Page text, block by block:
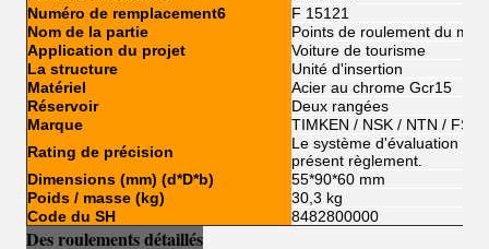
Numéro de remplacement6
F 15121
Nom de la partie
Points de roulement du
Application du projet
Voiture de tourisme
La structure
Unité d'insertion
Matériel
Acier au chrome Gcr15
Réservoir
Deux rangées
Marque
TIMKEN / NSK / NTN /
Rating de précision
Le système d'évaluation de
présent règlement.
Dimensions (mm) (d*D*b)
55*90*60 mm
Poids / masse (kg)
30,3 kg
Code du SH
8482800000
Des roulements détaillés